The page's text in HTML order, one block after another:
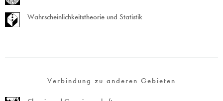
Wahrscheinlichkeitstheorie und Statistik
Verbindung zu anderen Gebieten